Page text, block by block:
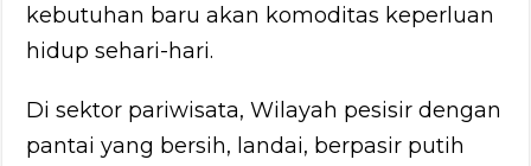
kebutuhan baru akan komoditas keperluan
hidup sehari-hari.
Di sektor pariwisata, Wilayah pesisir dengan
pantai yang bersih, landai, berpasir putih